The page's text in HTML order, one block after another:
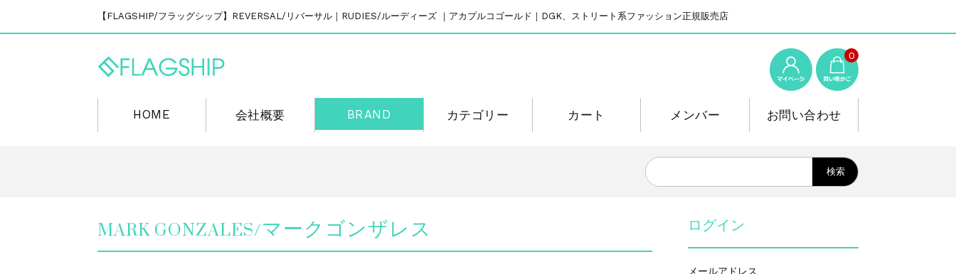
【FLAGSHIP/フラッグシップ】REVERSAL/リバーサル｜RUDIES/ルーディーズ ｜アカプルコゴールド｜DGK、ストリート系ファッション正規販売店
0
HOME 会社概要 BRAND カテゴリー カート メンバー お問い合わせ
MARK GONZALES/マークゴンザレス ログイン
メールアドレス